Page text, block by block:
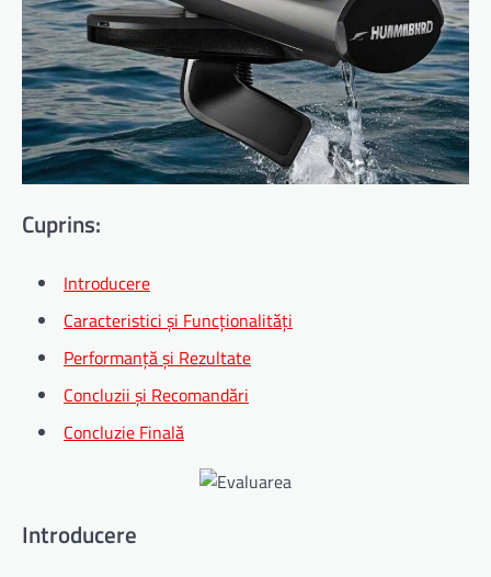
Cuprins:
Introducere
Caracteristici și Funcționalități
Performanță și Rezultate
Concluzii și Recomandări
Concluzie Finală
Introducere